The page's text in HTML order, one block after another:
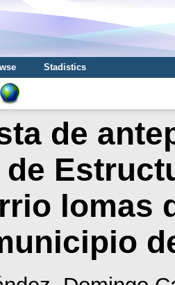
Stadistics
de
lomas